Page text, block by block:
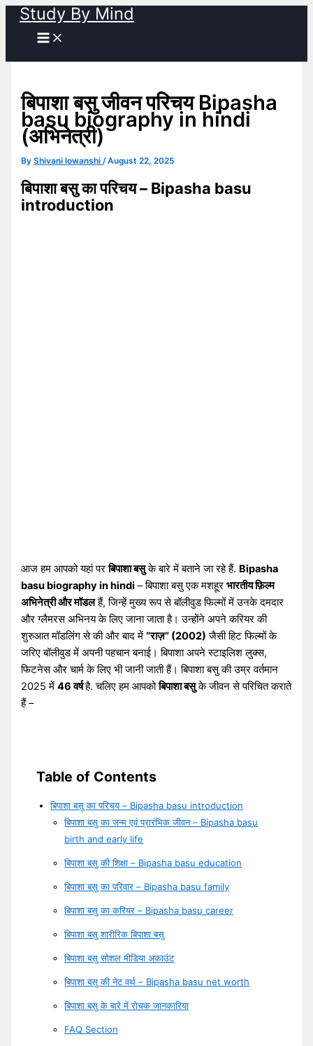
Skip
content
Study By Mind
बिपाशा बसु जीवन परिचय Bipasha
basu biography in hindi
(अभिनेत्री)
ByShivani lowanshi/August 22, 2025
बिपाशा बसु का परिचय – Bipasha basu
introduction
आज हम आपको यहां परबिपाशा बसुके बारे में बताने जा रहे हैं. Bipasha
basu biography in hindi – बिपाशा बसु एक मशहूरभारतीय फ़िल्म
अभिनेत्री और मॉडलहैं, जिन्हें मुख्य रूप से बॉलीवुड फिल्मों में उनके दमदार
और ग्लैमरस अभिनय के लिए जाना जाता है। उन्होंने अपने करियर की
शुरुआत मॉडलिंग से की और बाद में“राज़” (2002) जैसी हिट फिल्मों के
जरिए बॉलीवुड में अपनी पहचान बनाई। बिपाशा अपने स्टाइलिश लुक्स,
फिटनेस और चार्म के लिए भी जानी जाती हैं। बिपाशा बसु की उम्र वर्तमान
2025 में46 वर्षहै. चलिए हम आपकोबिपाशा बसुके जीवन से परिचित कराते
हैं –
Table of Contents
बिपाशा बसु का परिचय – Bipasha basu introduction
बिपाशा बसु का जन्म एवं प्रारंभिक जीवन – Bipasha basu
birth and early life
बिपाशा बसु की शिक्षा – Bipasha basu education
बिपाशा बसु का परिवार – Bipasha basu family
बिपाशा बसु का करियर – Bipasha basu career
बिपाशा बसु शारीरिक बिपाशा बसु
बिपाशा बसु सोशल मीडिया अकाउंट
बिपाशा बसु की नेट वर्थ – Bipasha basu net worth
बिपाशा बसु के बारे में रोचक जानकारिया
FAQ Section